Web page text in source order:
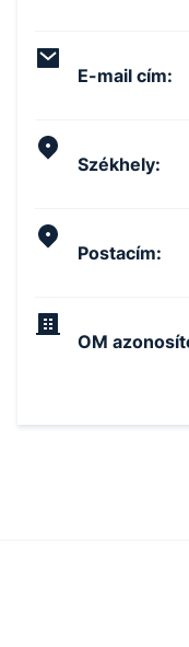
E-mail cím:
Székhely:
Postacím:
OM